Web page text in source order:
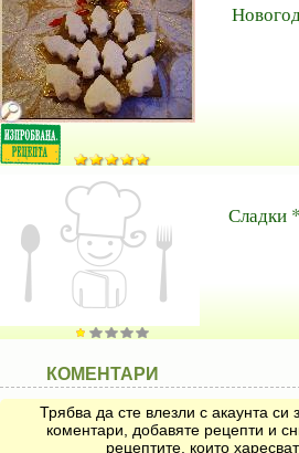
Сладки
КОМЕНТАРИ
Трябва да сте влезли с акаунта
коментари, добавяте рецепти и
рецептите, които